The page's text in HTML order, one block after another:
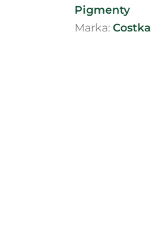
Pigmenty
Marka: Costka